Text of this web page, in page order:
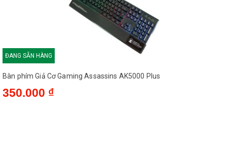
ĐANG SẴN HÀNG
Bàn phím Giả Cơ Gaming Assassins AK5000 Plus
350.000 ₫